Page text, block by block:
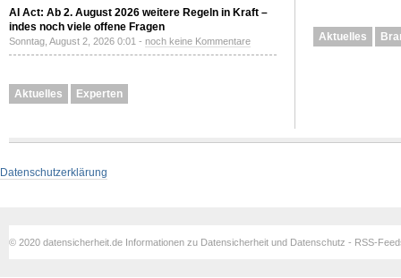
AI Act: Ab 2. August 2026 weitere Regeln in Kraft –
indes noch viele offene Fragen
Sonntag, August 2, 2026 0:01 - noch keine Kommentare
Aktuelles Experten
Aktuelles
Datenschutzerklärung
© 2020 datensicherheit.de Informationen zu Datensicherheit und Datenschutz - RSS-